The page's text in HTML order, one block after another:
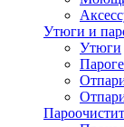
Утюги и
Утюги